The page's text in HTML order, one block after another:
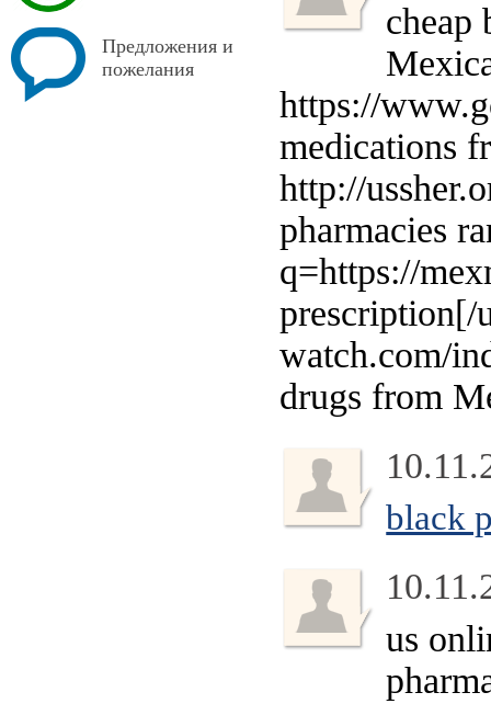
Предложения и
пожелания
cheap
https://
medications
http://
pharmacies
q=https://
prescription[/
watch.com/
drugs from
black
us